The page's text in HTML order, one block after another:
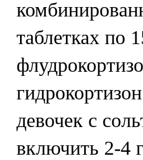
таблетках по
девочек с
включить 2-4